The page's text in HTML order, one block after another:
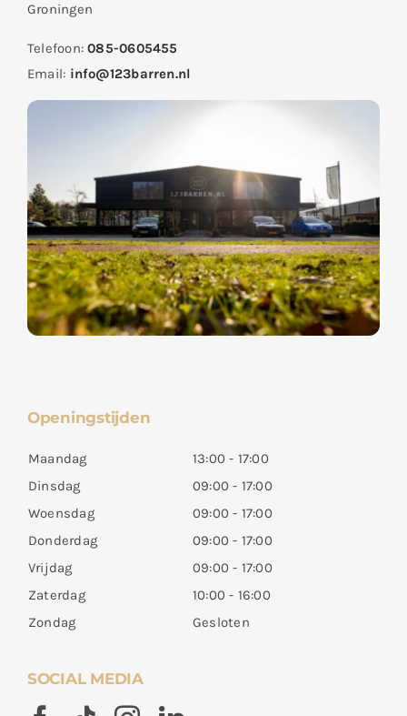
Groningen
Telefoon:085-0605455
Email: info@123barren.nl
Openingstijden
Maandag
13:00 - 17:00
Dinsdag
09:00 - 17:00
Woensdag
09:00 - 17:00
Donderdag
09:00 - 17:00
Vrijdag
09:00 - 17:00
Zaterdag
10:00 - 16:00
Zondag
Gesloten
SOCIAL MEDIA